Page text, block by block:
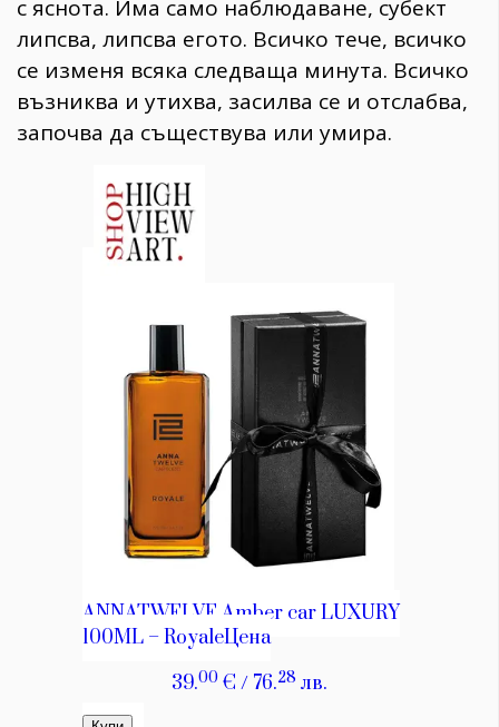
с яснота. Има само наблюдаване, субект
липсва, липсва егото. Всичко тече, всичко
се изменя всяка следваща минута. Всичко
възниква и утихва, засилва се и отслабва,
започва да съществува или умира.